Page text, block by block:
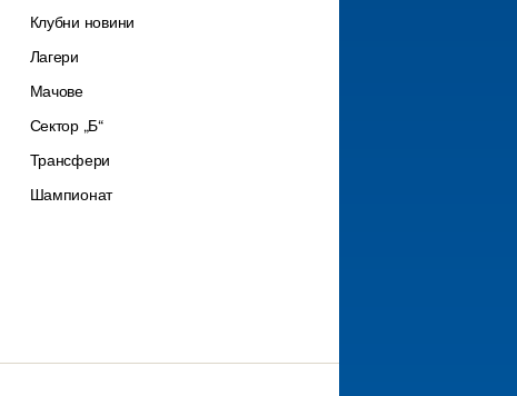
Клубни новини
Лагери
Мачове
Сектор „Б“
Трансфери
Шампионат